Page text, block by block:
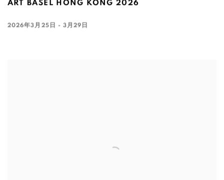
ART BASEL HONG KONG 2026
2026年3月25日 - 3月29日